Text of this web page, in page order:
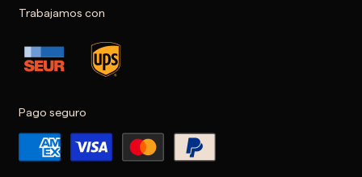
Trabajamos con
Pago seguro